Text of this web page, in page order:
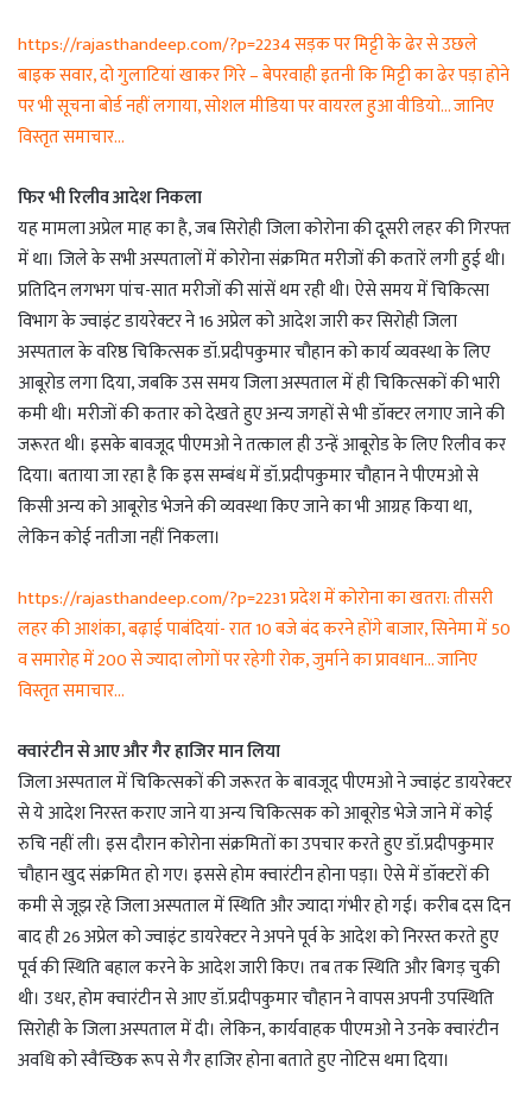
https://rajasthandeep.com/?p=2234 सड़क पर मिट्टी के ढेर से उछले
बाइक सवार, दो गुलाटियां खाकर गिरे – बेपरवाही इतनी कि मिट्टी का ढेर पड़ा होने
पर भी सूचना बोर्ड नहीं लगाया, सोशल मीडिया पर वायरल हुआ वीडियो… जानिए
विस्तृत समाचार…
फिर भी रिलीव आदेश निकला
यह मामला अप्रेल माह का है, जब सिरोही जिला कोरोना की दूसरी लहर की गिरफ्त
में था। जिले के सभी अस्पतालों में कोरोना संक्रमित मरीजों की कतारें लगी हुई थी।
प्रतिदिन लगभग पांच-सात मरीजों की सांसें थम रही थी। ऐसे समय में चिकित्सा
विभाग के ज्वाइंट डायरेक्टर ने 16 अप्रेल को आदेश जारी कर सिरोही जिला
अस्पताल के वरिष्ठ चिकित्सक डॉ.प्रदीपकुमार चौहान को कार्य व्यवस्था के लिए
आबूरोड लगा दिया, जबकि उस समय जिला अस्पताल में ही चिकित्सकों की भारी
कमी थी। मरीजों की कतार को देखते हुए अन्य जगहों से भी डॉक्टर लगाए जाने की
जरूरत थी। इसके बावजूद पीएमओ ने तत्काल ही उन्हें आबूरोड के लिए रिलीव कर
दिया। बताया जा रहा है कि इस सम्बंध में डॉ.प्रदीपकुमार चौहान ने पीएमओ से
किसी अन्य को आबूरोड भेजने की व्यवस्था किए जाने का भी आग्रह किया था,
लेकिन कोई नतीजा नहीं निकला।
https://rajasthandeep.com/?p=2231 प्रदेश में कोरोना का खतरा: तीसरी
लहर की आशंका, बढ़ाई पाबंदियां- रात 10 बजे बंद करने होंगे बाजार, सिनेमा में 50
व समारोह में 200 से ज्यादा लोगों पर रहेगी रोक, जुर्माने का प्रावधान… जानिए
विस्तृत समाचार…
क्वारंटीन से आए और गैर हाजिर मान लिया
जिला अस्पताल में चिकित्सकों की जरूरत के बावजूद पीएमओ ने ज्वाइंट डायरेक्टर
से ये आदेश निरस्त कराए जाने या अन्य चिकित्सक को आबूरोड भेजे जाने में कोई
रुचि नहीं ली। इस दौरान कोरोना संक्रमितों का उपचार करते हुए डॉ.प्रदीपकुमार
चौहान खुद संक्रमित हो गए। इससे होम क्वारंटीन होना पड़ा। ऐसे में डॉक्टरों की
कमी से जूझ रहे जिला अस्पताल में स्थिति और ज्यादा गंभीर हो गई। करीब दस दिन
बाद ही 26 अप्रेल को ज्वाइंट डायरेक्टर ने अपने पूर्व के आदेश को निरस्त करते हुए
पूर्व की स्थिति बहाल करने के आदेश जारी किए। तब तक स्थिति और बिगड़ चुकी
थी। उधर, होम क्वारंटीन से आए डॉ.प्रदीपकुमार चौहान ने वापस अपनी उपस्थिति
सिरोही के जिला अस्पताल में दी। लेकिन, कार्यवाहक पीएमओ ने उनके क्वारंटीन
अवधि को स्वैच्छिक रूप से गैर हाजिर होना बताते हुए नोटिस थमा दिया।